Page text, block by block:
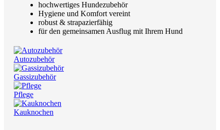
hochwertiges Hundezubehör
Hygiene und Komfort vereint
robust & strapazierfähig
für den gemeinsamen Ausflug mit Ihrem Hund
Autozubehör
Gassizubehör
Pflege
Kauknochen